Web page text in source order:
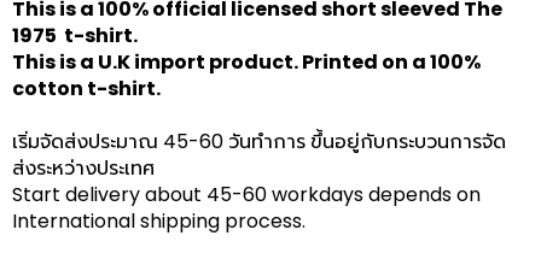
This is a 100% official licensed short sleeved The
1975 t-shirt.
This is a U.K import product. Printed on a 100%
cotton t-shirt.
เริ่มจัดส่งประมาณ 45-60 วันทำการ ขึ้นอยู่กับกระบวนการจัด
ส่งระหว่างประเทศ
Start delivery about 45-60 workdays depends on
International shipping process.